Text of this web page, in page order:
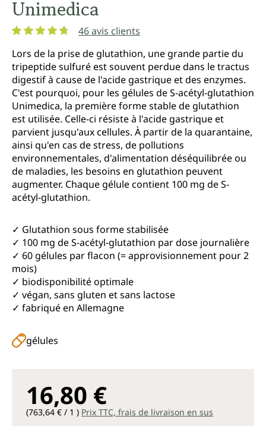
Unimedica
46 avis clients
Lors de la prise de glutathion, une grande partie du
tripeptide sulfuré est souvent perdue dans le tractus
digestif à cause de l'acide gastrique et des enzymes.
C'est pourquoi, pour les gélules de S-acétyl-glutathion
Unimedica, la première forme stable de glutathion
est utilisée. Celle-ci résiste à l'acide gastrique et
parvient jusqu'aux cellules. À partir de la quarantaine,
ainsi qu'en cas de stress, de pollutions
environnementales, d'alimentation déséquilibrée ou
de maladies, les besoins en glutathion peuvent
augmenter. Chaque gélule contient 100 mg de S-
acétyl-glutathion.
✓ Glutathion sous forme stabilisée
✓ 100 mg de S-acétyl-glutathion par dose journalière
✓ 60 gélules par flacon (= approvisionnement pour 2
mois)
✓ biodisponibilité optimale
✓ végan, sans gluten et sans lactose
✓ fabriqué en Allemagne
gélules
16,80 €
(763,64 € / 1 ) Prix TTC, frais de livraison en sus